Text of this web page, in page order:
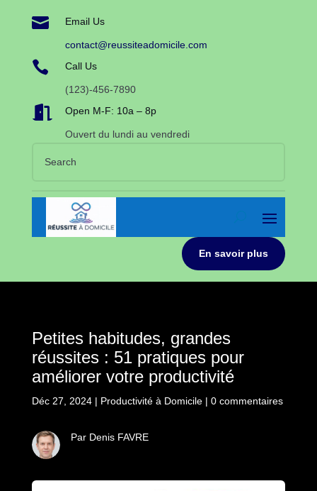
 Email Us
contact@reussiteadomicile.com
 Call Us
(123)-456-7890
 Open M-F: 10a – 8p
Ouvert du lundi au vendredi
En savoir plus
Petites habitudes, grandes
réussites : 51 pratiques pour
améliorer votre productivité
Déc 27, 2024| Productivité à Domicile| 0 commentaires
Par Denis FAVRE